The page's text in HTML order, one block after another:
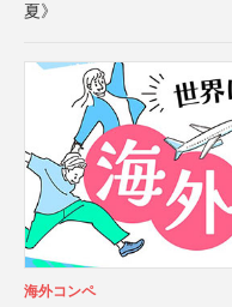
夏》
海外コンペ